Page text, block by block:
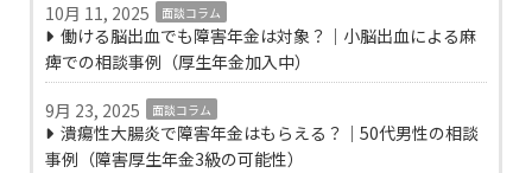
10月 11, 2025 面談コラム
働ける脳出血でも障害年金は対象？｜小脳出血による麻
痺での相談事例（厚生年金加入中）
9月 23, 2025 面談コラム
潰瘍性大腸炎で障害年金はもらえる？｜50代男性の相談
事例（障害厚生年金3級の可能性）